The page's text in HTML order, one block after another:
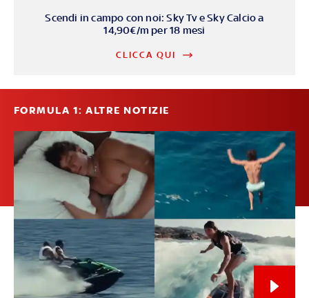
Scendi in campo con noi: Sky Tv e Sky Calcio a
14,90€/m per 18 mesi
CLICCA QUI
FORMULA 1: ALTRE NOTIZIE